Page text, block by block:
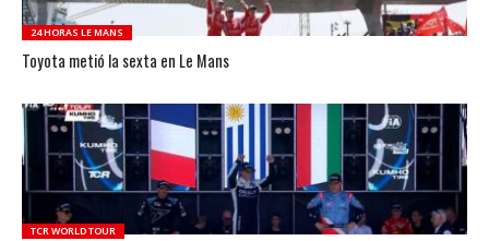
24 HORAS LE MANS
Toyota metió la sexta en Le Mans
TCR WORLD TOUR